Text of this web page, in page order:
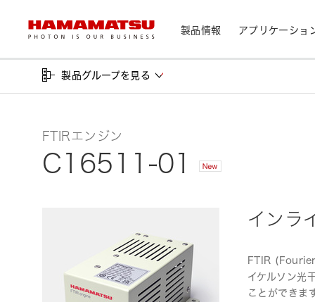
製品情報 アプリケーショ
製品情報トップ
光センサ
光学製品
カメラ
製造工程支援機器
半導体製造関連機器
アプリケーショントップ
メディカル
分析用機器
サポートトップ
お問い合わせ
会社情報トップ
浜松ホトニクス早わかり
サステナビリティ
株主・投資家情報トップ
IRライブラリ
製品グループを見る
FTIRエンジン
C16511-01
インラ
FTIR
イケルソン光
ことができま